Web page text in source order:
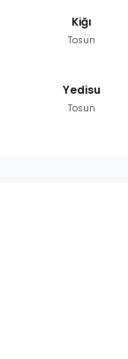
Kiğı
Tosun
Yedisu
Tosun